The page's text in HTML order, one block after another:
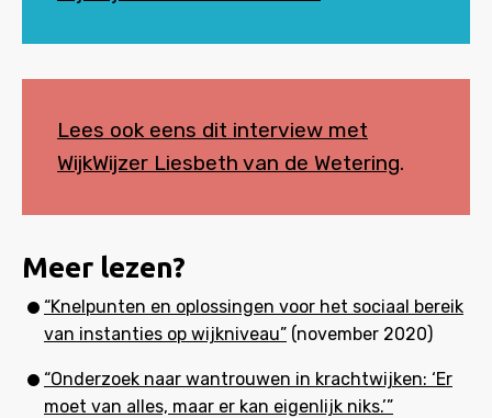
Lees ook eens dit interview met
WijkWijzer Liesbeth van de Wetering.
Meer lezen?
“Knelpunten en oplossingen voor het sociaal bereik
van instanties op wijkniveau” (november 2020)
“Onderzoek naar wantrouwen in krachtwijken: ‘Er
moet van alles, maar er kan eigenlijk niks.’”